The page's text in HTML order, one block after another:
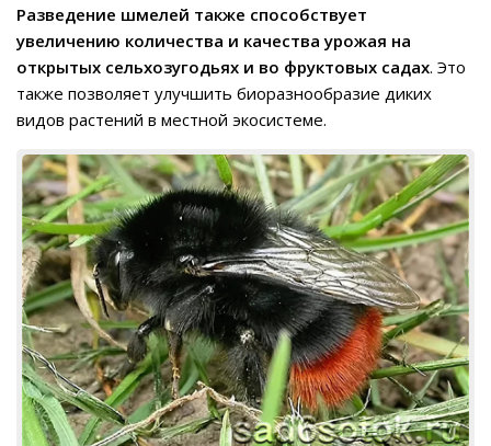
Разведение шмелей также способствует
увеличению количества и качества урожая на
открытых сельхозугодьях и во фруктовых садах. Это
также позволяет улучшить биоразнообразие диких
видов растений в местной экосистеме.